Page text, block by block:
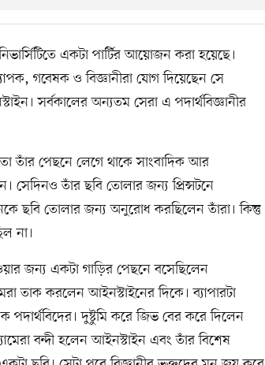
একটা পার্টির আয়োজন করা হয়েছে।
গবেষক ও বিজ্ঞানীরা যোগ দিয়েছেন সে
সর্বকালের অন্যতম সেরা এ পদার্থবিজ্ঞানীর
তাঁর পেছনে লেগে থাকে সাংবাদিক আর
সেদিনও তাঁর ছবি তোলার জন্য প্রিন্সটনে
ছবি তোলার জন্য অনুরোধ করছিলেন তাঁরা। কিন্তু
না।
জন্য একটা গাড়ির পেছনে বসেছিলেন
তাক করলেন আইনস্টাইনের দিকে। ব্যাপারটা
পদার্থবিদের। দুষ্টুমি করে জিভ বের করে দিলেন
বন্দী হলেন আইনস্টাইন এবং তাঁর বিশেষ